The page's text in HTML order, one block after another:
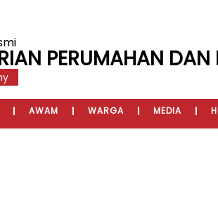
PERUMAHAN
AWAM WARGA MEDIA